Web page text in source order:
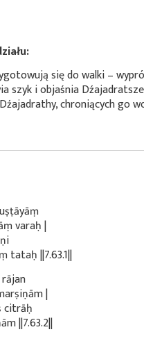
się do walki –
szyk i objaśnia
chroniących go
varaḥ |
tataḥ ||7.63.1||
|
citrāḥ
||7.63.2||